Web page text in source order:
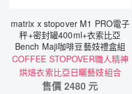
matrix x stopover M1 PRO電子
秤+密封罐400ml+衣索比亞
Bench Maji咖啡豆藝妓禮盒組
COFFEE STOPOVER職人精神
烘焙衣索比亞日曬藝妓組合
售價 2480 元